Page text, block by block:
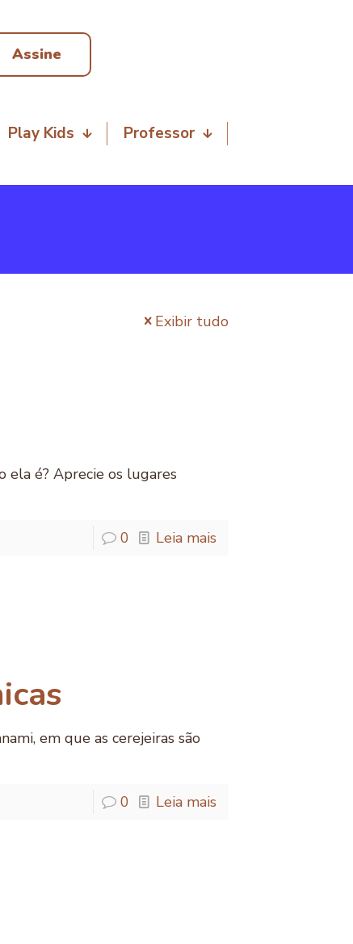
Assine
Play Kids
Professor
Exibir tudo
ela é? Aprecie os lugares
0 Leia mais
em que as cerejeiras são
0 Leia mais